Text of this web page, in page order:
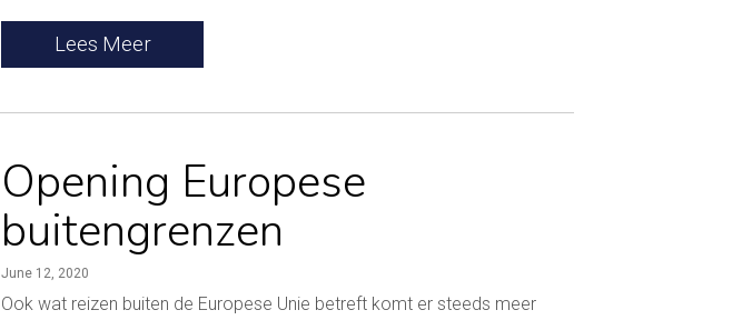
Lees Meer
Opening Europese
buitengrenzen
June 12, 2020
Ook wat reizen buiten de Europese Unie betreft komt er steeds meer